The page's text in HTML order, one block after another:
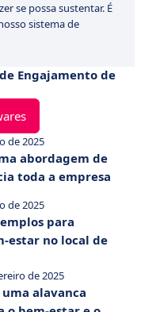
se possa sustentar. É
sistema de
Engajamento de
de 2025
abordagem de
toda a empresa
de 2025
para
estar no local de
de 2025
alavanca